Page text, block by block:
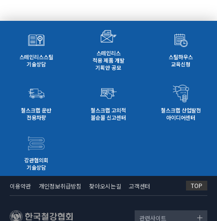
스테인리스스틸
기술상담
스테인리스
적용 제품 개발
기획안 공모
스틸하우스
교육신청
철스크랩 운반
전용차량
철스크랩 고의적
불순물 신고센터
철스크랩 산업발전
아이디어센터
강관협의회
기술상담
이용약관 개인정보취급방침 찾아오시는길 고객센터
관련사이트
TOP